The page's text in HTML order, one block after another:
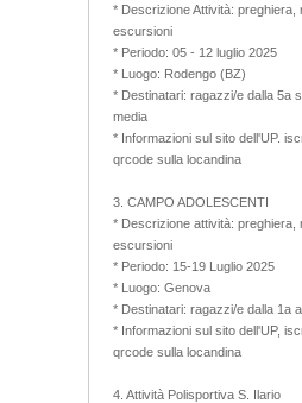
* Descrizione Attività: preghiera,
escursioni
* Periodo: 05 - 12 luglio 2025
* Luogo: Rodengo (BZ)
* Destinatari: ragazzi/e dalla 5a
media
* Informazioni sul sito dell'UP.
qrcode sulla locandina
3. CAMPO ADOLESCENTI
* Descrizione attività: preghiera,
escursioni
* Periodo: 15-19 Luglio 2025
* Luogo: Genova
* Destinatari: ragazzi/e dalla 1a
* Informazioni sul sito dell'UP,
qrcode sulla locandina
4. Attività Polisportiva S. Ilario